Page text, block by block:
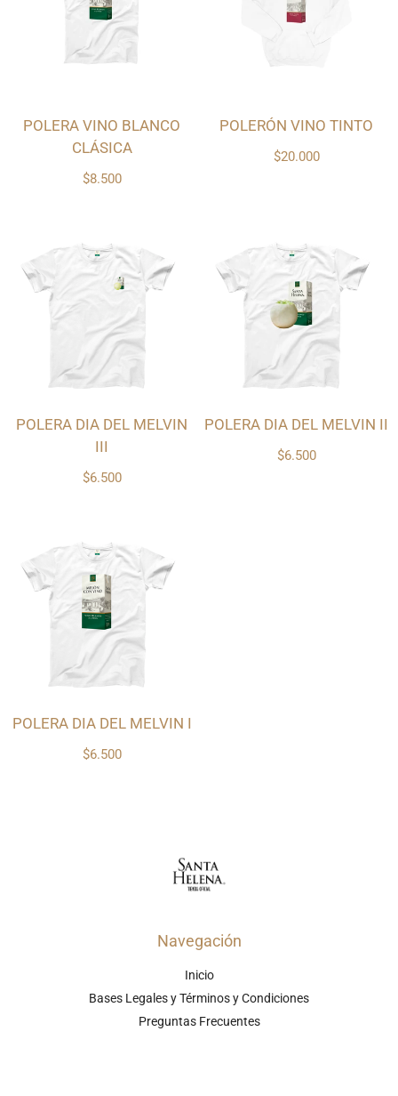
$8.500
POLERA VINO BLANCO
CLÁSICA
$20.000
POLERÓN VINO TINTO
$6.500
POLERA DIA DEL MELVIN
III
$6.500
POLERA DIA DEL MELVIN II
$6.500
POLERA DIA DEL MELVIN I
Navegación
Inicio
Bases Legales y Términos y Condiciones
Preguntas Frecuentes